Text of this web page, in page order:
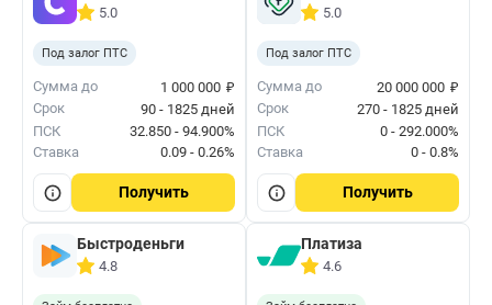
5.0
Под залог ПТС
Сумма до 1 000 000 ₽
Срок
90 - 1825 дней
ПСК
32.850 - 94.900%
Ставка
0.09 - 0.26%
Получить
5.0
Под залог ПТС
Сумма до 20 000 000 ₽
Срок
270 - 1825 дней
ПСК
0 - 292.000%
Ставка
0 - 0.8%
Получить
Быстроденьги
4.8
Платиза
4.6